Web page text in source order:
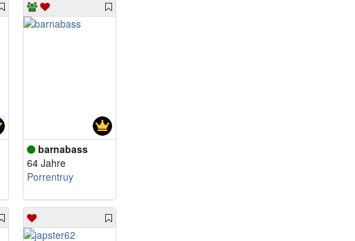
barnabass
64 Jahre
Porrentruy